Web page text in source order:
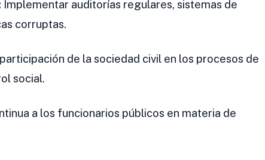
Implementar auditorías regulares, sistemas de
corruptas.
de la sociedad civil en los procesos de
social.
a los funcionarios públicos en materia de